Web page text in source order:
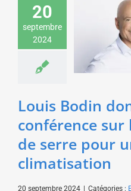
20
septembre
2024
à effet de
Louis Bodin
conférence sur
de serre pour
climatisation
20 septembre 2024 | Catégories :